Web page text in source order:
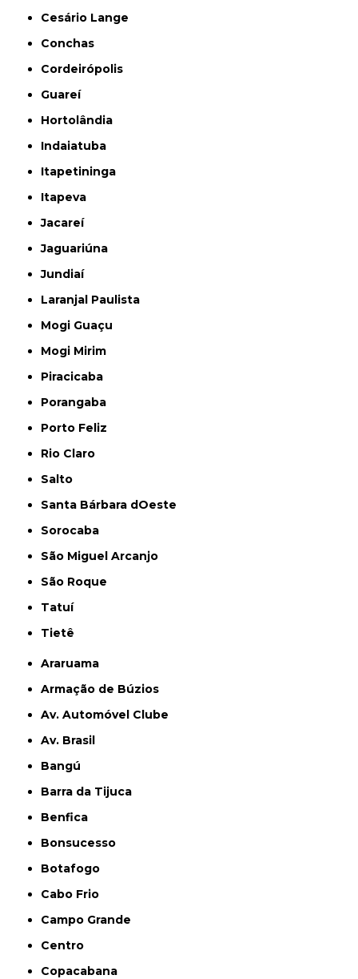
Cesário Lange
Conchas
Cordeirópolis
Guareí
Hortolândia
Indaiatuba
Itapetininga
Itapeva
Jacareí
Jaguariúna
Jundiaí
Laranjal Paulista
Mogi Guaçu
Mogi Mirim
Piracicaba
Porangaba
Porto Feliz
Rio Claro
Salto
Santa Bárbara dOeste
Sorocaba
São Miguel Arcanjo
São Roque
Tatuí
Tietê
Araruama
Armação de Búzios
Av. Automóvel Clube
Av. Brasil
Bangú
Barra da Tijuca
Benfica
Bonsucesso
Botafogo
Cabo Frio
Campo Grande
Centro
Copacabana